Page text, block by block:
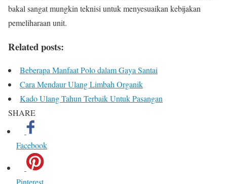
bakal sangat mungkin teknisi untuk menyesuaikan kebijakan
pemeliharaan unit.
Related posts:
Beberapa Manfaat Polo dalam Gaya Santai
Cara Mendaur Ulang Limbah Organik
Kado Ulang Tahun Terbaik Untuk Pasangan
SHARE
Facebook